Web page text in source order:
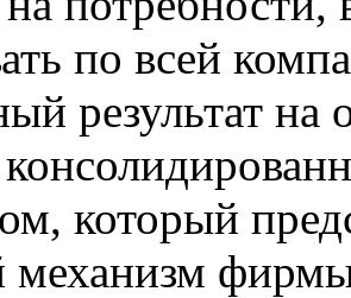
по всей
результат на
который
механизм